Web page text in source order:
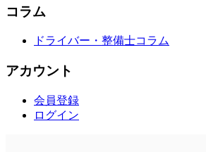
コラム
ドライバー・整備士コラム
アカウント
会員登録
ログイン